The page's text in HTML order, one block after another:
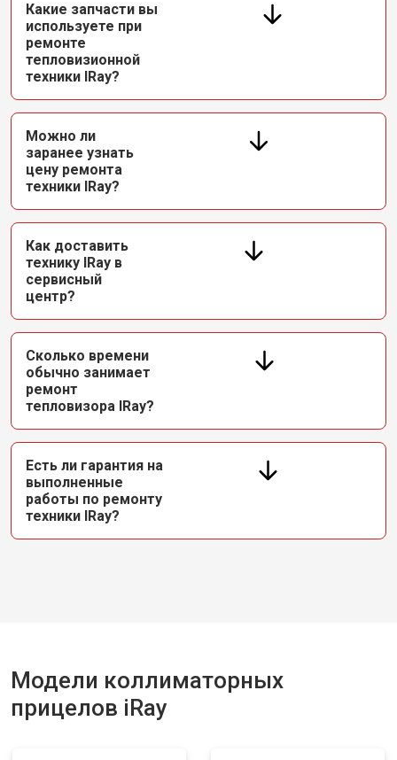
Какие запчасти вы
используете при
ремонте
тепловизионной
техники IRay?
Можно ли
заранее узнать
цену ремонта
техники IRay?
Как доставить
технику IRay в
сервисный
центр?
Сколько времени
обычно занимает
ремонт
тепловизора IRay?
Есть ли гарантия на
выполненные
работы по ремонту
техники IRay?
Модели коллиматорных
прицелов iRay